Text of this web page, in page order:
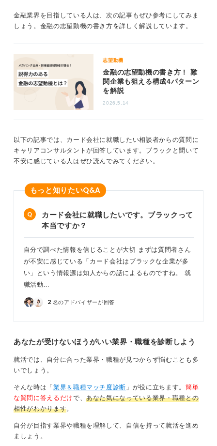
0
金融業界を目指している人は、次の記事もぜひ参考にしてみま
しょう。金融の志望動機の書き方を詳しく解説しています。
志望動機
金融の志望動機の書き方！ 難
関企業も狙える構成4パターン
を解説
2026.5.14
以下の記事では、カード会社に就職したい相談者からの質問に
キャリアコンサルタントが回答しています。ブラックと聞いて
不安に感じている人はぜひ読んでみてください。
もっと知りたいQ&A
カード会社に就職したいです。ブラックって
本当ですか？
自分で調べた情報を信じることが大切 まずは質問者さん
が不安に感じている「カード会社はブラックな企業が多
い」という情報源は知人からの話によるものですね。 就
職活動…
2 名のアドバイザーが回答
あなたが受けないほうがいい業界・職種を診断しよう
就活では、自分に合った業界・職種が見つからず悩むことも多
いでしょう。
そんな時は「 業界＆職種マッチ度診断 」が役に立ちます。 簡単
な質問に答えるだけで、あなた気になっている業界・職種との
相性がわかります。
自分が目指す業界や職種を理解して、自信を持って就活を進め
ましょう。